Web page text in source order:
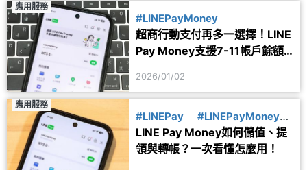
應用服務
#LINEPayMoney
超商行動支付再多一選擇！LINE
Pay Money支援7-11帳戶餘額
2026/01/02
應用服務
#LINEPay
#LINEPayMoney
#微教學
LINE Pay Money如何儲值、提
領與轉帳？一次看懂怎麼用！